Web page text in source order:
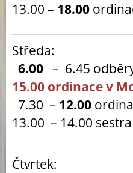
13.00 – 18.00
Středa:
6.00 – 6.45
15.00 ordinace v
7.30 – 12.00
13.00 – 14.00 sestra
Čtvrtek: